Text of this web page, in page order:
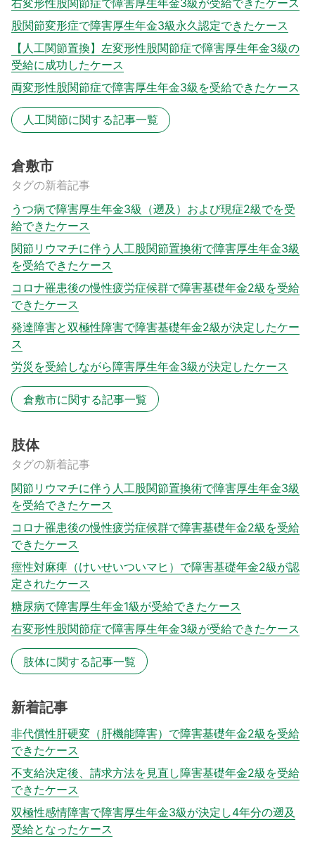
股関節変形症で障害厚生年金3級永久認定できたケース
【人工関節置換】左変形性股関節症で障害厚生年金3級の
受給に成功したケース
両変形性股関節症で障害厚生年金3級を受給できたケース
人工関節に関する記事一覧
倉敷市
タグの新着記事
うつ病で障害厚生年金3級（遡及）および現症2級でを受
給できたケース
関節リウマチに伴う人工股関節置換術で障害厚生年金3級
を受給できたケース
コロナ罹患後の慢性疲労症候群で障害基礎年金2級を受給
できたケース
発達障害と双極性障害で障害基礎年金2級が決定したケー
ス
労災を受給しながら障害厚生年金3級が決定したケース
倉敷市に関する記事一覧
肢体
タグの新着記事
関節リウマチに伴う人工股関節置換術で障害厚生年金3級
を受給できたケース
コロナ罹患後の慢性疲労症候群で障害基礎年金2級を受給
できたケース
痙性対麻痺（けいせいついマヒ）で障害基礎年金2級が認
定されたケース
糖尿病で障害厚生年金1級が受給できたケース
右変形性股関節症で障害厚生年金3級が受給できたケース
肢体に関する記事一覧
新着記事
非代償性肝硬変（肝機能障害）で障害基礎年金2級を受給
できたケース
不支給決定後、請求方法を見直し障害基礎年金2級を受給
できたケース
双極性感情障害で障害厚生年金3級が決定し4年分の遡及
受給となったケース